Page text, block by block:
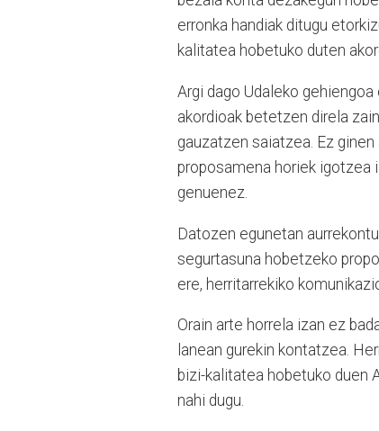
erronka handiak ditugu
kalitatea hobetuko duten
Argi dago Udaleko
akordioak betetzen direla
gauzatzen saiatzea. Ez
proposamena horiek igotzea
genuenez.
Datozen egunetan
segurtasuna hobetzeko
ere, herritarrekiko
Orain arte horrela izan ez
lanean gurekin kontatzea.
bizi-kalitatea hobetuko duen
nahi dugu.